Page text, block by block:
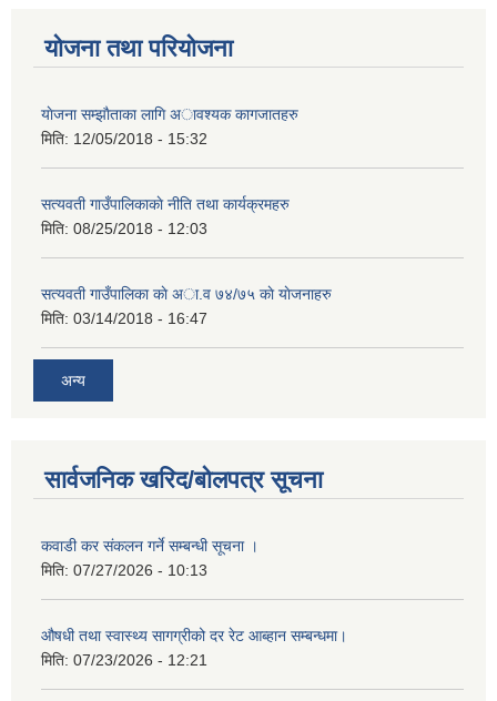
योजना तथा परियोजना
याेजना सम्झाैताका लागि अावश्यक कागजातहरु
मिति: 12/05/2018 - 15:32
सत्यवती गाउँपालिकाकाे नीति तथा कार्यक्रमहरु
मिति: 08/25/2018 - 12:03
सत्यवती गाउँपालिका काे अा‍.व ७४/७५ काे याेजनाहरु
मिति: 03/14/2018 - 16:47
अन्य
सार्वजनिक खरिद/बोलपत्र सूचना
कवाडी कर संकलन गर्ने सम्बन्धी सूचना ।
मिति: 07/27/2026 - 10:13
औषधी तथा स्वास्थ्य सागग्रीको दर रेट आब्हान सम्बन्धमा।
मिति: 07/23/2026 - 12:21